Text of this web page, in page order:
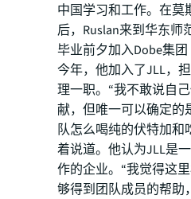
中国学习和工作。在莫
后，Ruslan来到华东师
毕业前夕加入Dobe集团
今年，他加入了JLL，
理一职。“我不敢说自
献，但唯一可以确定的
队怎么喝纯的伏特加和
着说道。他认为JLL是
作的企业。“我觉得这
够得到团队成员的帮助